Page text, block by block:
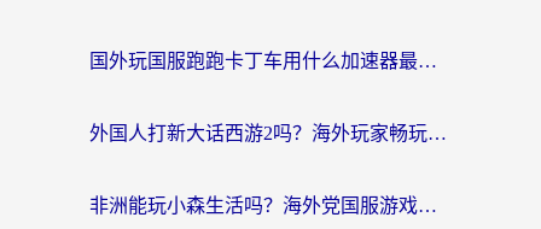
国外玩国服跑跑卡丁车用什么加速器最好？2026真实玩家亲测避坑指南
外国人打新大话西游2吗？海外玩家畅玩国服游戏的终极加速器指南
非洲能玩小森生活吗？海外党国服游戏加速器终极指南（附阿根廷CF手游帕斯卡契约解决方案）